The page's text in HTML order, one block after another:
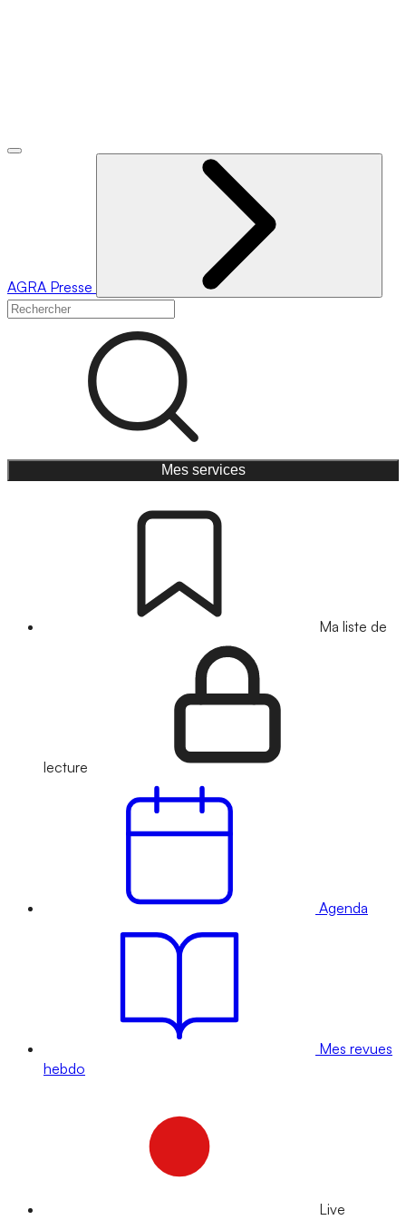
AGRA Presse
Mes services
Ma liste de
lecture
Agenda
Mes revues
hebdo
Live